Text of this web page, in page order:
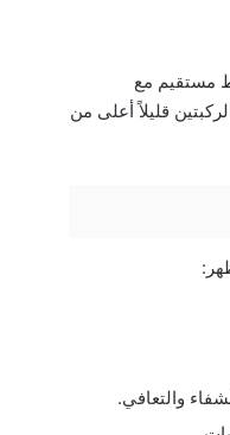
مستقيم مع
قليلاً أعلى من
والتعافي.